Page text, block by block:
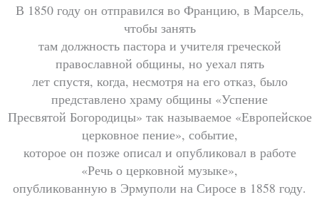
В 1850 году он отправился во Францию, в Марсель,
чтобы занять
там должность пастора и учителя греческой
православной общины, но уехал пять
лет спустя, когда, несмотря на его отказ, было
представлено храму общины «Успение
Пресвятой Богородицы» так называемое «Европейское
церковное пение», событие,
которое он позже описал и опубликовал в работе
«Речь о церковной музыке»,
опубликованную в Эрмуполи на Сиросе в 1858 году.